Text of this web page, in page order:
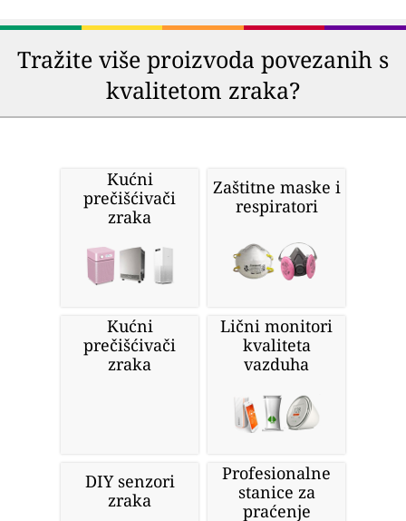
Wordpress Cloud API
kvalitetom zraka?
Kućni
Zaštitne maske i